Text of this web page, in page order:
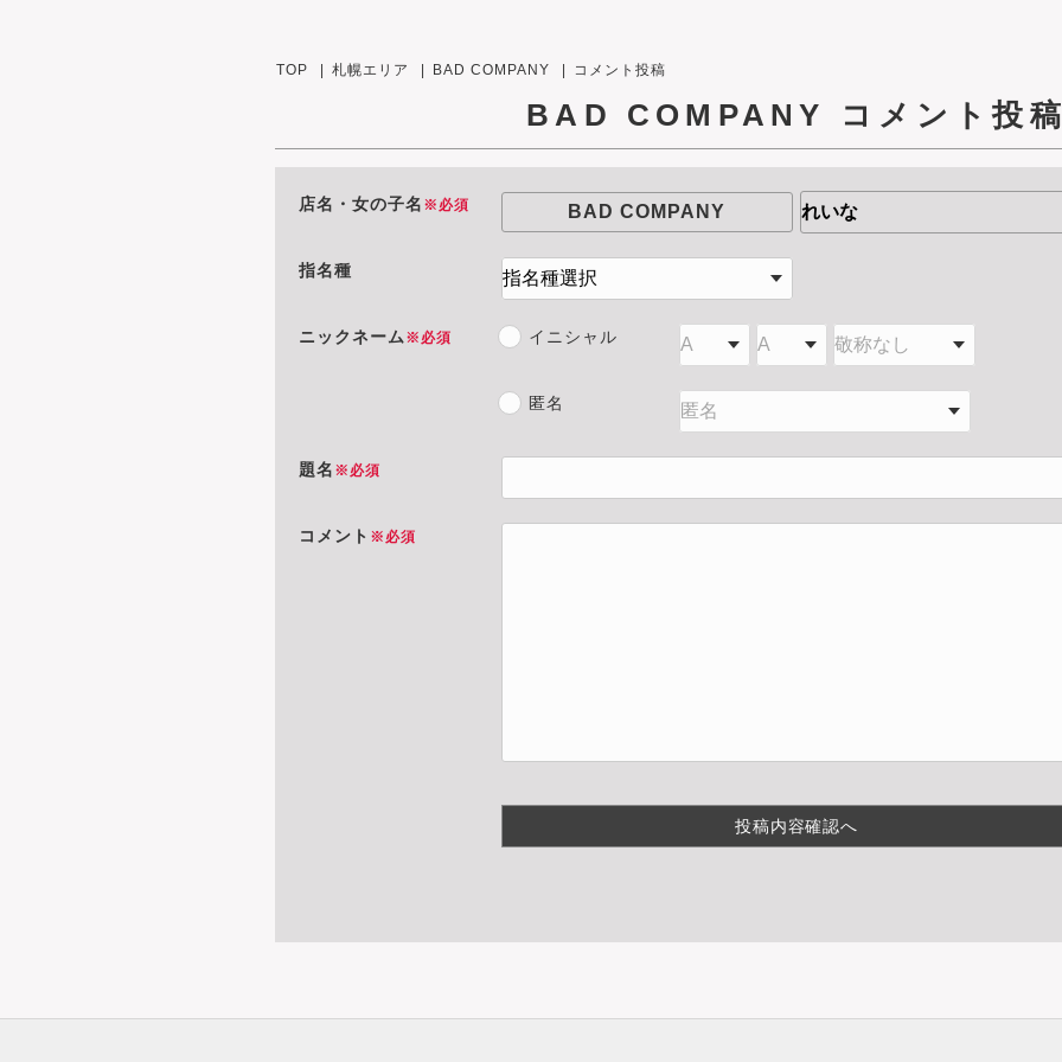
TOP 札幌エリア BAD COMPANY コメント投稿
BAD COMPANY コメント投
店名・女の子名 ※必須 BAD COMPANY
指名種
ニックネーム ※必須 イニシャル
匿名
題名 ※必須
コメント ※必須